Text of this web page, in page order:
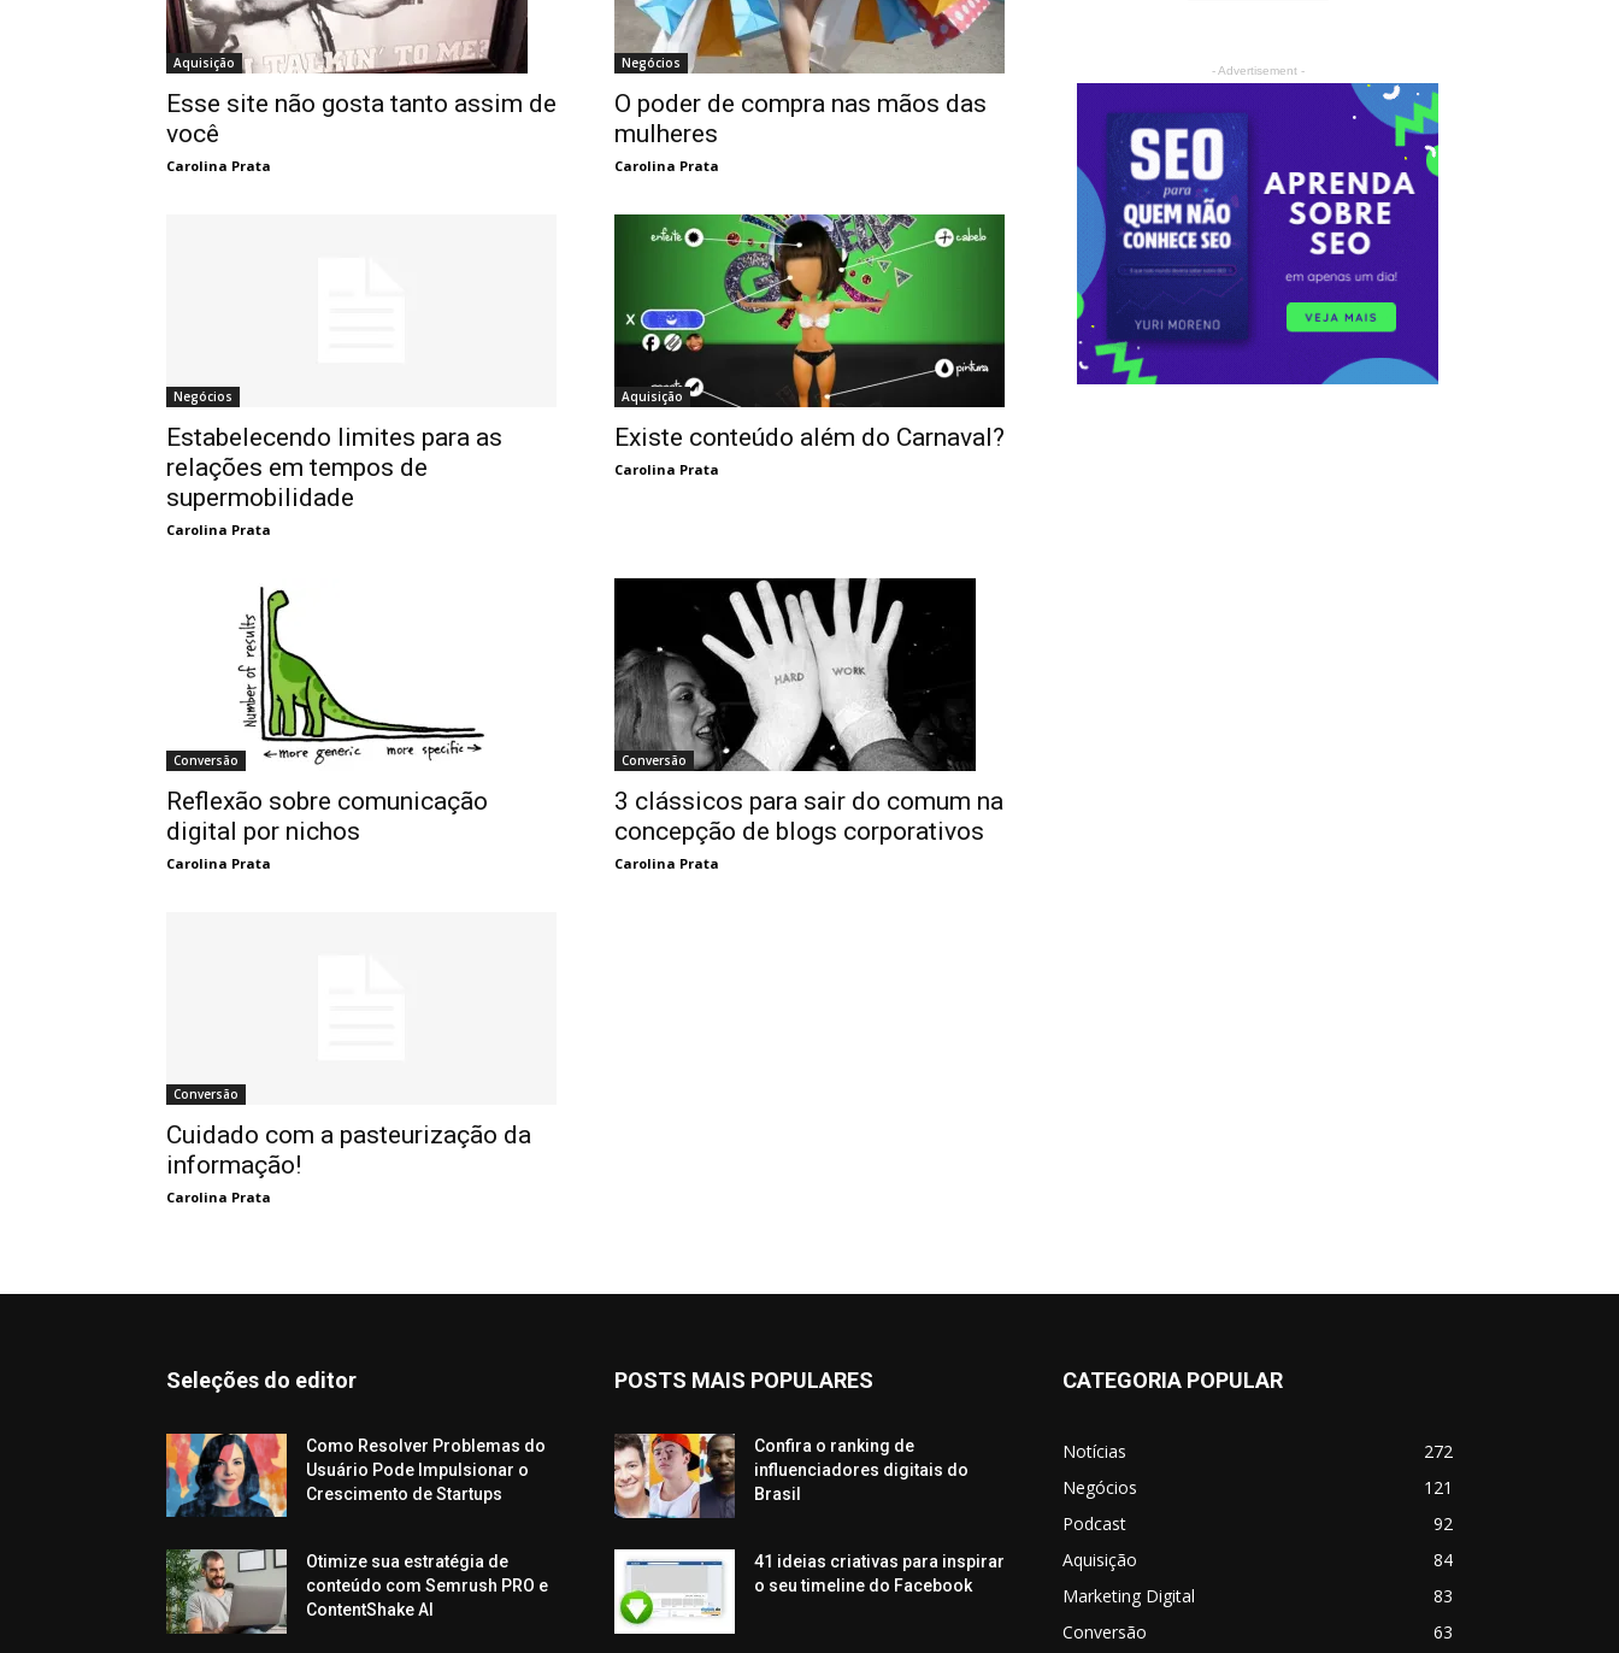
Aquisição
Esse site não gosta tanto assim de
você
Carolina Prata
Negócios
O poder de compra nas mãos das
mulheres
Carolina Prata
Negócios
Estabelecendo limites para as
relações em tempos de
supermobilidade
Carolina Prata
Aquisição
Existe conteúdo além do Carnaval?
Carolina Prata
Conversão
Reflexão sobre comunicação
digital por nichos
Carolina Prata
Conversão
3 clássicos para sair do comum na
concepção de blogs corporativos
Carolina Prata
Conversão
Cuidado com a pasteurização da
informação!
Carolina Prata
- Advertisement -
Seleções do editor
Como Resolver Problemas do
Usuário Pode Impulsionar o
Crescimento de Startups
Otimize sua estratégia de
conteúdo com Semrush PRO e
ContentShake AI
POSTS MAIS POPULARES
Confira o ranking de
influenciadores digitais do
Brasil
41 ideias criativas para inspirar
o seu timeline do Facebook
CATEGORIA POPULAR
Notícias
272
Negócios
121
Podcast
92
Aquisição
84
Marketing Digital
83
Conversão
63